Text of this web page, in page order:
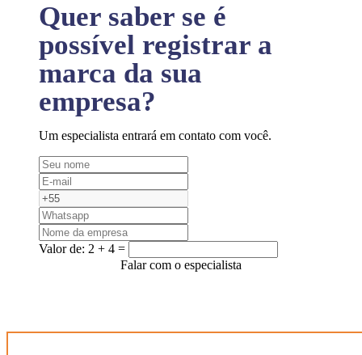
Quer saber se é
possível registrar a
marca da sua
empresa?
Um especialista entrará em contato com você.
Valor de: 2 + 4 =
Falar com o especialista